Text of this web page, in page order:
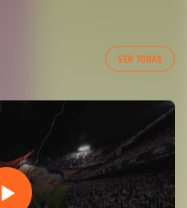
VER TODAS